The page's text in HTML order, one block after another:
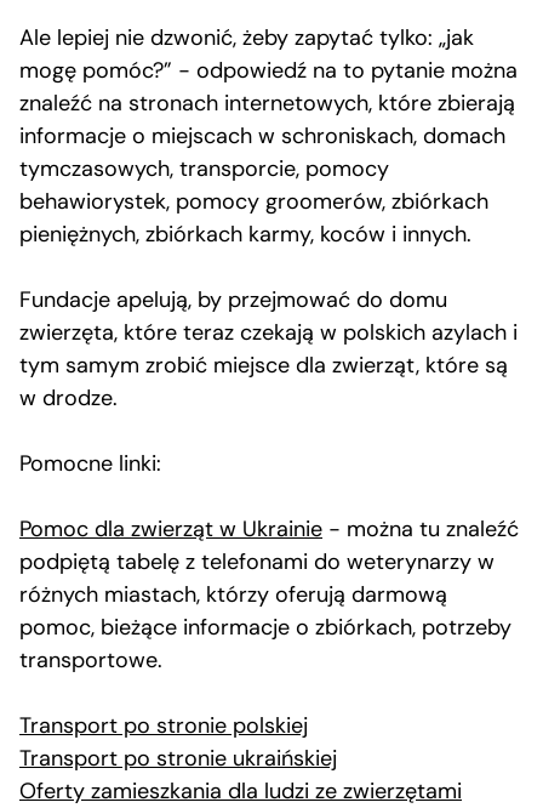
Ale lepiej nie dzwonić, żeby zapytać tylko: „jak
mogę pomóc?” − odpowiedź na to pytanie można
znaleźć na stronach internetowych, które zbierają
informacje o miejscach w schroniskach, domach
tymczasowych, transporcie, pomocy
behawiorystek, pomocy groomerów, zbiórkach
pieniężnych, zbiórkach karmy, koców i innych.
Fundacje apelują, by przejmować do domu
zwierzęta, które teraz czekają w polskich azylach i
tym samym zrobić miejsce dla zwierząt, które są
w drodze.
Pomocne linki:
Pomoc dla zwierząt w Ukrainie − można tu znaleźć
podpiętą tabelę z telefonami do weterynarzy w
różnych miastach, którzy oferują darmową
pomoc, bieżące informacje o zbiórkach, potrzeby
transportowe.
Transport po stronie polskiej
Transport po stronie ukraińskiej
Oferty zamieszkania dla ludzi ze zwierzętami